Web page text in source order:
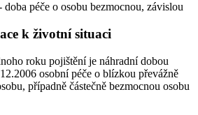
péče o osobu bezmocnou, závislou
k životní situaci
roku pojištění je náhradní dobou
osobní péče o blízkou převážně
případně částečně bezmocnou osobu